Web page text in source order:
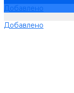
Добавлено
Добавлено